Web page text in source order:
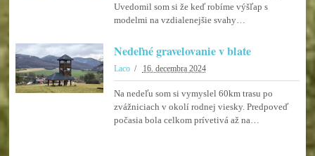
Uvedomil som si že keď robíme výšľap s
modelmi na vzdialenejšie svahy…
Nedeľné gravelovanie v blate
Laco 16. decembra 2024
Na nedeľu som si vymyslel 60km trasu po
zvážniciach v okolí rodnej viesky. Predpoveď
počasia bola celkom prívetivá až na…